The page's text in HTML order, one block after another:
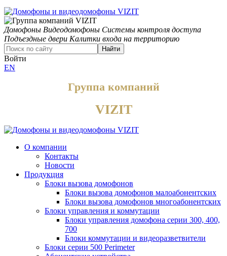
Домофоны Видеодомофоны Системы контроля доступа
Подъездные двери Калитки входа на территорию
Найти
Войти
EN
Группа компаний
VIZIT
О компании
Контакты
Новости
Продукция
Блоки вызова домофонов
Блоки вызова домофонов малоабонентских
Блоки вызова домофонов многоабонентских
Блоки управления и коммутации
Блоки управления домофона серии 300, 400,
700
Блоки коммутации и видеоразветвители
Блоки серии 500 Perimeter